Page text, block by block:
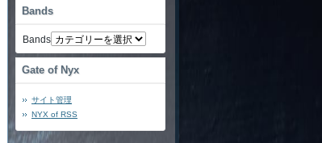
Bands
Bands
Gate of Nyx
サイト管理
NYX of RSS